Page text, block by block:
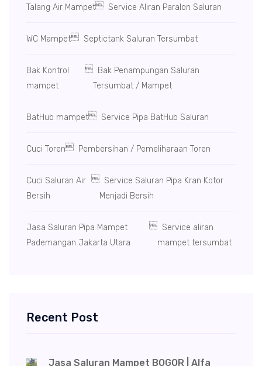
Talang Air Mampet Service Aliran Paralon Saluran
WC Mampet Septictank Saluran Tersumbat
Bak Kontrol
mampet
 Bak Penampungan Saluran
Tersumbat / Mampet
BatHub mampet Service Pipa BatHub Saluran
Cuci Toren Pembersihan / Pemeliharaan Toren
Cuci Saluran Air
Bersih
Service Saluran Pipa Kran Kotor
Menjadi Bersih
Jasa Saluran Pipa Mampet
Pademangan Jakarta Utara
Service aliran
mampet tersumbat
Recent Post
Jasa Saluran Mampet BOGOR | Alfa